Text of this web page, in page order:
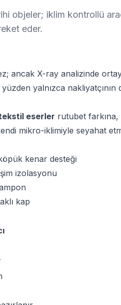
objeler; iklim kontrollü
eder.
ancak X-ray analizinde
yalnızca nakliyatçının
eserler rutubet farkına,
mikro-iklimiyle seyahat
kenar desteği
izolasyonu
kap